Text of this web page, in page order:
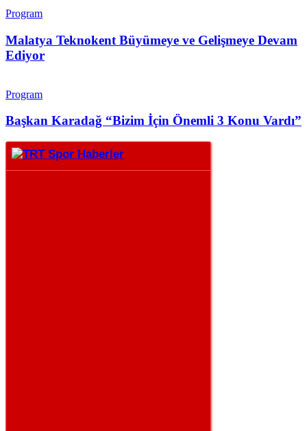
Program
Malatya Teknokent Büyümeye ve Gelişmeye Devam
Ediyor
Program
Başkan Karadağ “Bizim İçin Önemli 3 Konu Vardı”